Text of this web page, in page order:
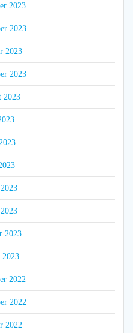
2023
2023
2023
2023
2023
2023
2023
2022
2022
2022